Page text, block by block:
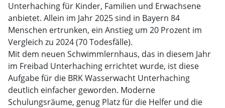
Unterhaching für Kinder, Familien und Erwachsene
anbietet. Allein im Jahr 2025 sind in Bayern 84
Menschen ertrunken, ein Anstieg um 20 Prozent im
Vergleich zu 2024 (70 Todesfälle).
Mit dem neuen Schwimmlernhaus, das in diesem Jahr
im Freibad Unterhaching errichtet wurde, ist diese
Aufgabe für die BRK Wasserwacht Unterhaching
deutlich einfacher geworden. Moderne
Schulungsräume, genug Platz für die Helfer und die